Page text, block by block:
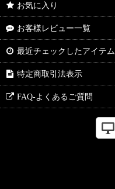
お気に入り
お客様レビュー一覧
最近チェックしたアイテム
特定商取引法表示
FAQ-よくあるご質問